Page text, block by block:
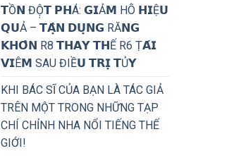
𝗧Ồ𝗡 ĐỘ̣𝗧 𝗣𝗛Á: 𝗚𝗜Ả𝗠 HÔ 𝗛𝗜Ệ𝗨
𝗤𝗨Ả – 𝗧𝗔̣̂𝗡 𝗗𝗨̣𝗡𝗚 RĂ𝗡𝗚
𝗞𝗛𝗢̂𝗡 R8 𝗧𝗛𝗔𝗬 𝗧𝗛Ế R6 Ṭ𝗔́𝗜
𝗩𝗜Ê𝗠 SAU ĐIỀ𝗨 𝗧𝗥𝗜̣ 𝗧Ủ𝗬
KHI BÁC SĨ CỦA BẠN LÀ TÁC GIẢ
TRÊN MỘT TRONG NHỮNG TẠP
CHÍ CHỈNH NHA NỔI TIẾNG THẾ
GIỚI!